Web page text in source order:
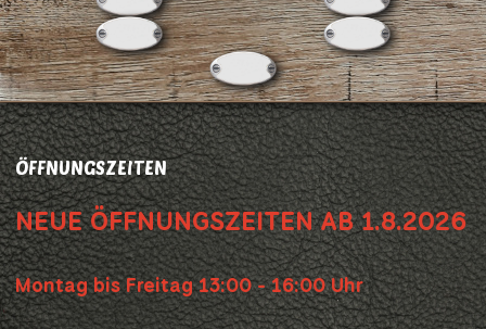
ÖFFNUNGSZEITEN
NEUE ÖFFNUNGSZEITEN AB 1.8.2026
Montag bis Freitag 13:00 - 16:00 Uhr